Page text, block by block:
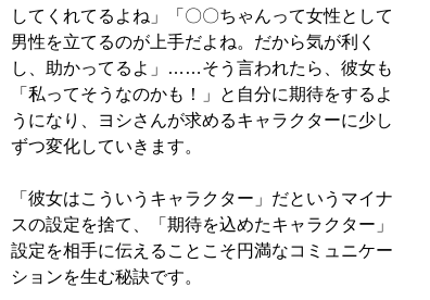
してくれてるよね」「〇〇ちゃんって女性として
男性を立てるのが上手だよね。だから気が利く
し、助かってるよ」……そう言われたら、彼女も
「私ってそうなのかも！」と自分に期待をするよ
うになり、ヨシさんが求めるキャラクターに少し
ずつ変化していきます。
「彼女はこういうキャラクター」だというマイナ
スの設定を捨て、「期待を込めたキャラクター」
設定を相手に伝えることこそ円満なコミュニケー
ションを生む秘訣です。